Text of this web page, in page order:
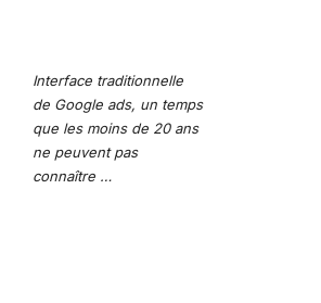
Interface traditionnelle
de Google ads, un temps
que les moins de 20 ans
ne peuvent pas
connaître …